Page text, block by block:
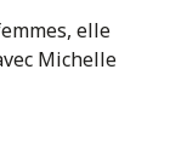
elle
Michelle